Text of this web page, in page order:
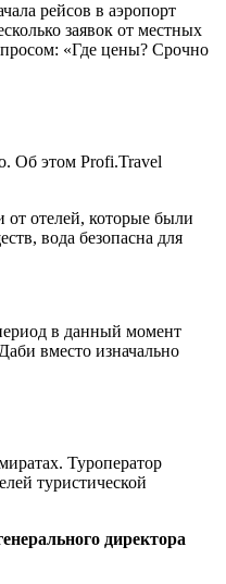
рейсов в аэропорт
заявок от местных
«Где цены? Срочно
Об этом Profi.Travel
отелей, которые были
вода безопасна для
в данный момент
вместо изначально
Туроператор
туристической
директора